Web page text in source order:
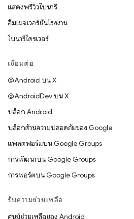
แสดงพรีวิวไบนารี
อิมเมจเวอร์ชันโรงงาน
ไบนารีไดรเวอร์
เชื่อมต่อ
@Android บน X
@AndroidDev บน X
บล็อก Android
บล็อกด้านความปลอดภัยของ Google
แพลตฟอร์มบน Google Groups
การพัฒนาบน Google Groups
การพอร์ตบน Google Groups
รับความช่วยเหลือ
ศูนย์ช่วยเหลือของ Android